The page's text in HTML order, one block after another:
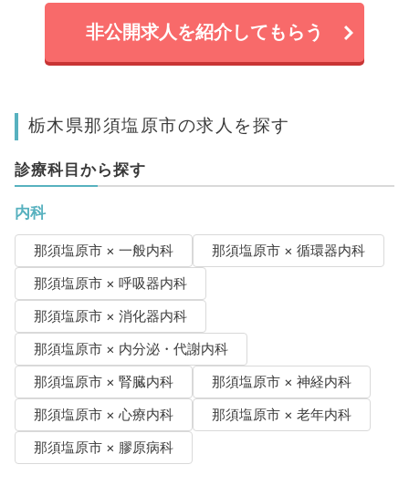
非公開求人を紹介してもらう
栃木県那須塩原市の求人を探す
診療科目から探す
内科
那須塩原市 × 一般内科
那須塩原市 × 循環器内科
那須塩原市 × 呼吸器内科
那須塩原市 × 消化器内科
那須塩原市 × 内分泌・代謝内科
那須塩原市 × 腎臓内科
那須塩原市 × 神経内科
那須塩原市 × 心療内科
那須塩原市 × 老年内科
那須塩原市 × 膠原病科